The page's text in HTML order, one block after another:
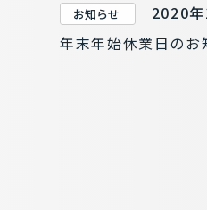
お知らせ
2020
年末年始休業日のお